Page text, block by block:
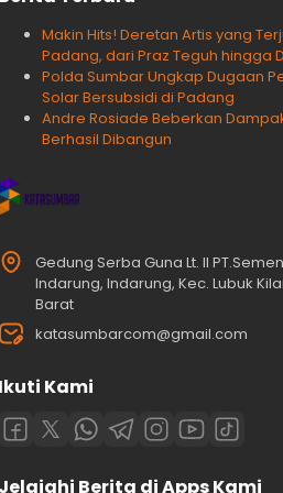
Makin Hits! Deretan Artis yang
Padang, dari Praz Teguh hingga
Polda Sumbar Ungkap Dugaan
Solar Bersubsidi di Padang
Andre Rosiade Beberkan
Berhasil Dibangun
Gedung Serba Guna Lt. II
Indarung, Indarung, Kec. Lubuk
Barat
katasumbarcom@gmail.com
Ikuti Kami
Jelajahi Berita di Apps Kami